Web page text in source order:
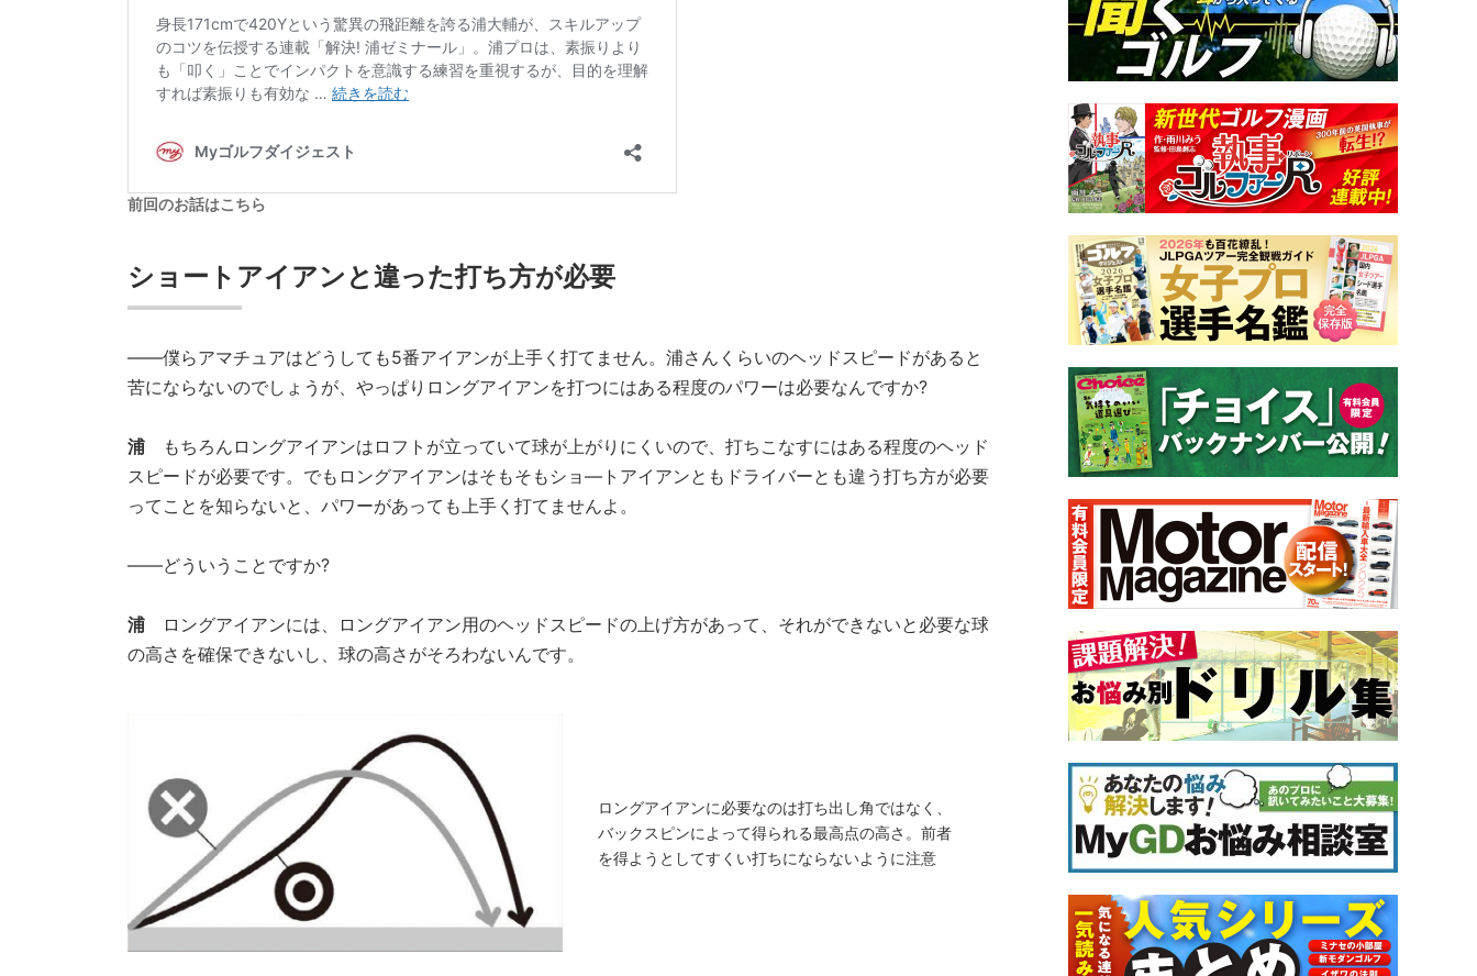
前回のお話はこちら
ショートアイアンと違った打ち方が必要
――僕らアマチュアはどうしても5番アイアンが上手く打てません。浦さんくらいのヘッドスピードがあると
苦にならないのでしょうが、やっぱりロングアイアンを打つにはある程度のパワーは必要なんですか?
浦 もちろんロングアイアンはロフトが立っていて球が上がりにくいので、打ちこなすにはある程度のヘッド
スピードが必要です。でもロングアイアンはそもそもショ—トアイアンともドライバーとも違う打ち方が必要
ってことを知らないと、パワーがあっても上手く打てませんよ。
――どういうことですか?
浦 ロングアイアンには、ロングアイアン用のヘッドスピードの上げ方があって、それができないと必要な球
の高さを確保できないし、球の高さがそろわないんです。
ロングアイアンに必要なのは打ち出し角ではなく、
バックスピンによって得られる最高点の高さ。前者
を得ようとしてすくい打ちにならないように注意